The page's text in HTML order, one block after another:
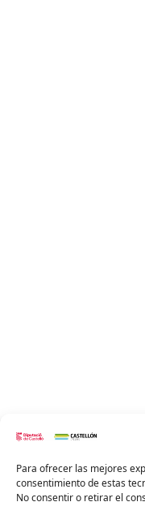
Para ofrecer las mejores
consentimiento de estas
No consentir o retirar el